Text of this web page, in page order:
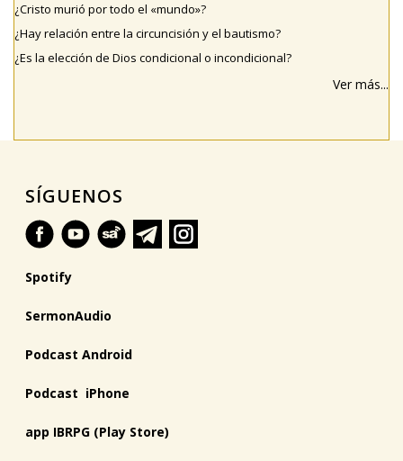
¿Cristo murió por todo el «mundo»?
¿Hay relación entre la circuncisión y el bautismo?
¿Es la elección de Dios condicional o incondicional?
Ver más...
SÍGUENOS
Spotify
SermonAudio
Podcast Android
Podcast iPhone
app IBRPG (Play Store)